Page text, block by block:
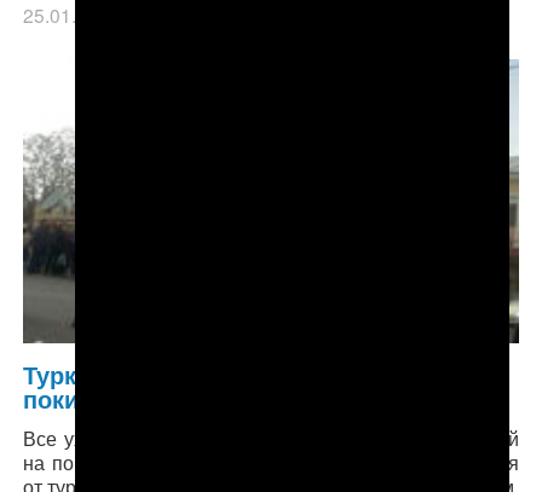
25.01.2019
Туркменистан: Население продолжает
покидать «Родину процветания»
Все ухудшающаяся ситуация в стране толкает людей
на поиск лучшей доли. Немало тех, кто отказывается
от турецкой лиры и едет в Россию за длинным рублем,